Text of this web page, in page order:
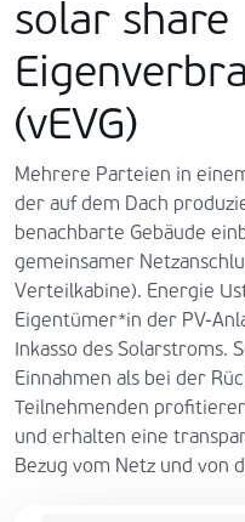
solar share
(vEVG)
Mehrere Parteien in
der auf dem Dach
benachbarte Gebäude
gemeinsamer
Verteilkabine). Energie
Eigentümer*in der PV-
Inkasso des Solarstroms.
Einnahmen als bei der
Teilnehmenden
und erhalten eine
Bezug vom Netz und von